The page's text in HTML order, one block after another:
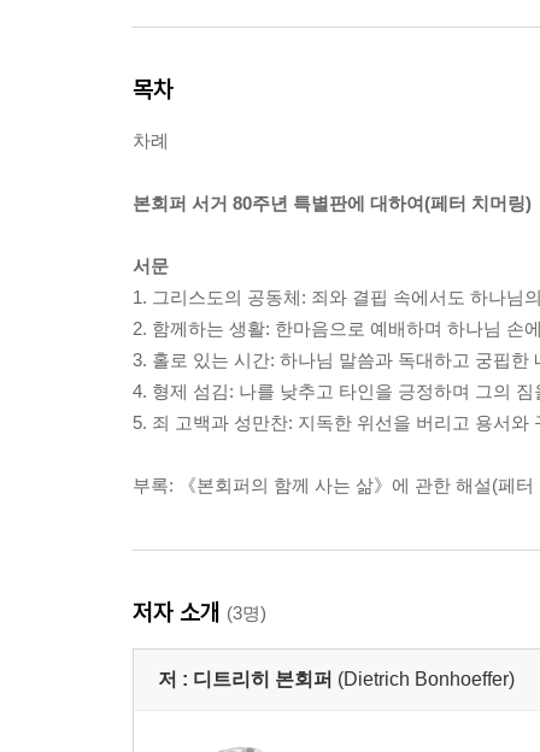
목차
차례
본회퍼 서거 80주년 특별판에 대하여(페터 치머링)
서문
1. 그리스도의 공동체: 죄와 결핍 속에서도 하나님
2. 함께하는 생활: 한마음으로 예배하며 하나님 손
3. 홀로 있는 시간: 하나님 말씀과 독대하고 궁핍한
4. 형제 섬김: 나를 낮추고 타인을 긍정하며 그의 짐
5. 죄 고백과 성만찬: 지독한 위선을 버리고 용서와
부록: 《본회퍼의 함께 사는 삶》에 관한 해설(페터
저자 소개 (3명)
저 : 디트리히 본회퍼 (Dietrich Bonhoeffer)